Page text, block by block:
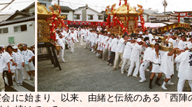
｣に始まり、以来、由緒と伝統のある「西陣